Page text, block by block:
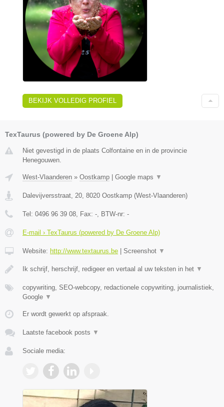
BEKIJK VOLLEDIG PROFIEL
TexTaurus (powered by De Groene Alp)
Niet gevestigd in de plaats Colfontaine en in de provincie
Henegouwen.
West-Vlaanderen » Oostkamp Google maps ▼
Dalevijversstraat, 20 8020 Oostkamp (West-Vlaanderen)
Tel: 0496 96 39 08 , Fax: - , BTW-nr: -
E-mail › TexTaurus (powered by De Groene Alp)
Website: http://www.textaurus.be Screenshot ▼
Ik schrijf, herschrijf, redigeer en vertaal al uw teksten in het ▼
copywriting, SEO-webcopy, redactionele copywriting, journalistiek,
Google ▼
Er wordt gewerkt op afspraak.
Laatste facebook posts ▼
Sociale media: